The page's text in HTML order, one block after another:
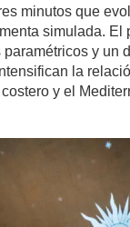
minutos que
simulada. El
y un
la
y el